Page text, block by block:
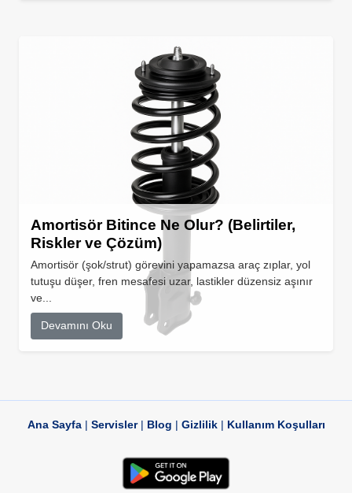
Amortisör Bitince Ne Olur? (Belirtiler,
Riskler ve Çözüm)
Amortisör (şok/strut) görevini yapamazsa araç zıplar, yol
tutuşu düşer, fren mesafesi uzar, lastikler düzensiz aşınır
ve...
Devamını Oku
Ana Sayfa| Servisler| Blog | Gizlilik| Kullanım Koşulları